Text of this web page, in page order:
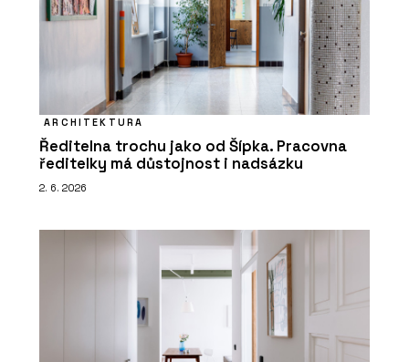
ARCHITEKTURA
Ředitelna trochu jako od Šípka. Pracovna
ředitelky má důstojnost i nadsázku
2. 6. 2026